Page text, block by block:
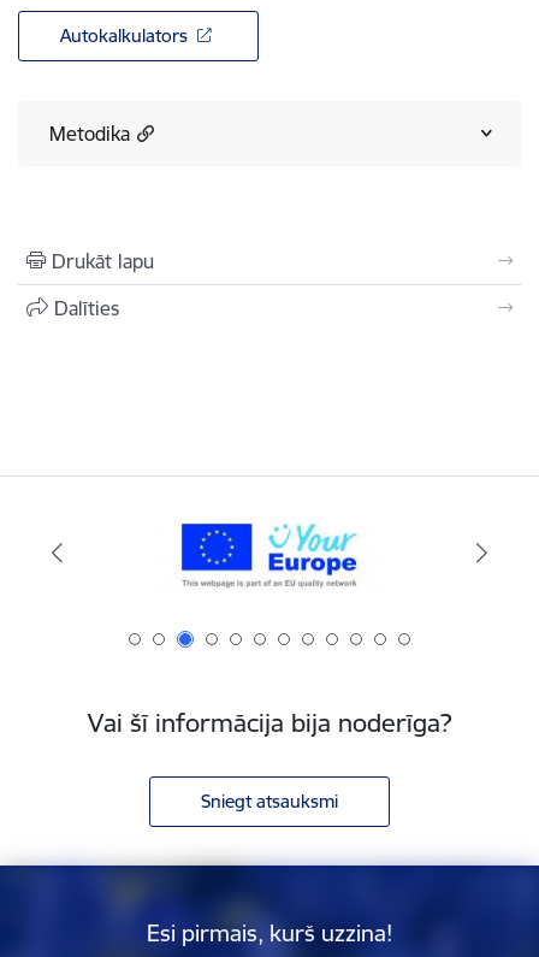
Autokalkulators
Metodika
Drukāt lapu
Dalīties
Vai šī informācija bija noderīga?
Sniegt atsauksmi
Esi pirmais, kurš uzzina!